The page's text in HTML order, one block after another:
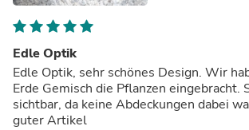
Edle Optik
Edle Optik, sehr schönes Design. Wir
Erde Gemisch die Pflanzen eingebracht.
sichtbar, da keine Abdeckungen dabei
guter Artikel